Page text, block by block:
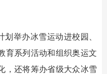
举办冰雪运动进校园、
育系列活动和组织奥运文
，还将筹办省级大众冰雪